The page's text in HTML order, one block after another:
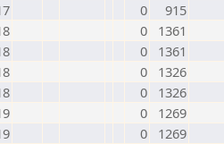
0
915
0
1361
0
1361
0
1326
0
1326
0
1269
0
1269